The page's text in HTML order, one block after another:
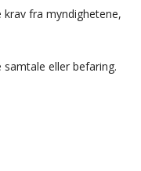
fra myndighetene,
eller befaring.